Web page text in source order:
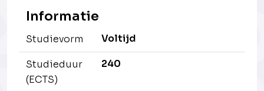
Informatie
Studievorm Voltijd
Studieduur
(ECTS)
240